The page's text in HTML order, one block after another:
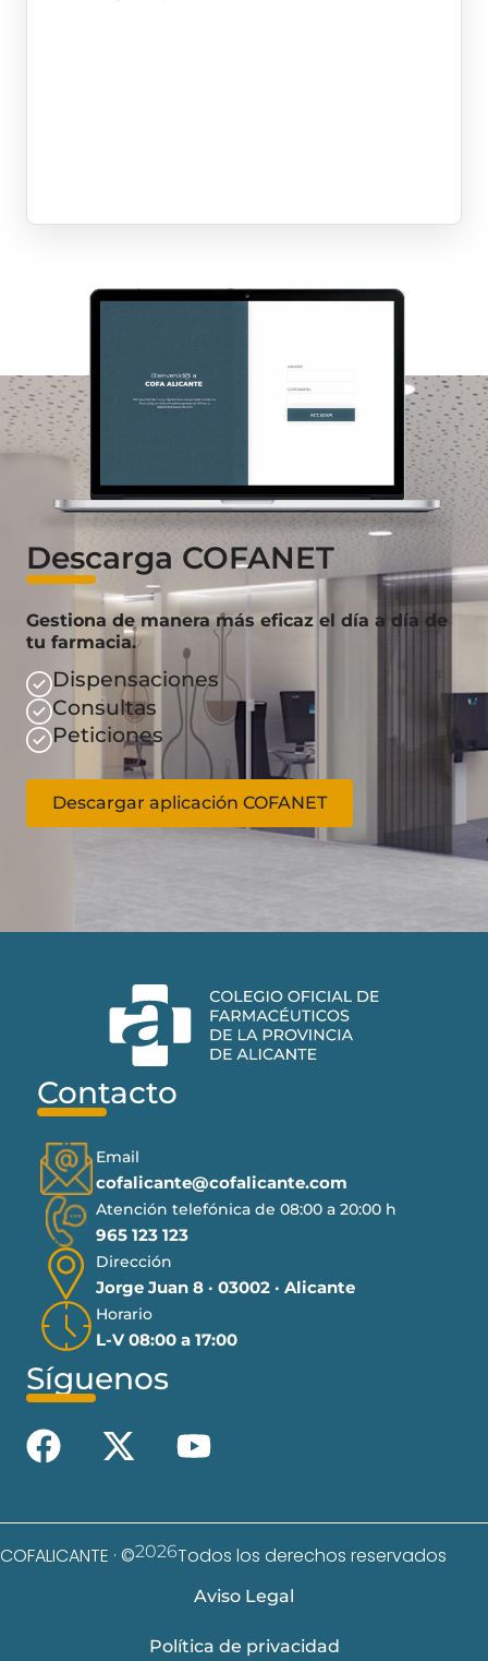
Descarga COFANET
Gestiona de manera más eficaz el día a día de
tu farmacia.
Dispensaciones
Consultas
Peticiones
Descargar aplicación COFANET
Contacto
Email
cofalicante@cofalicante.com
Atención telefónica de 08:00 a 20:00 h
965 123 123
Dirección
Jorge Juan 8 · 03002 · Alicante
Horario
L-V 08:00 a 17:00
Síguenos
COFALICANTE · ©2026Todos los derechos reservados
Aviso Legal
Política de privacidad